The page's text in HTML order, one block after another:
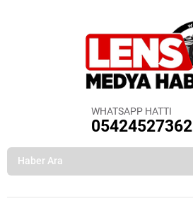
WHATSAPP HATTI
05424527362